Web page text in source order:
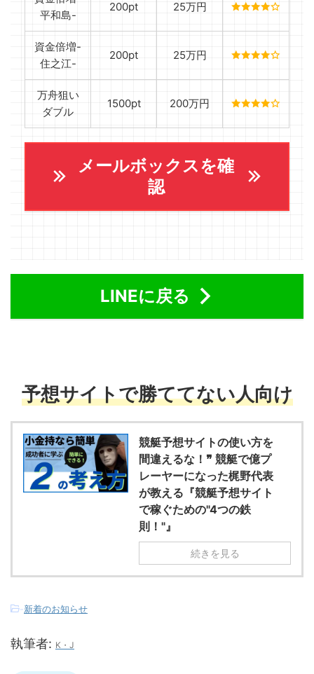
平和島-
200pt 25万円
資金倍増-
住之江-
200pt 25万円
万舟狙い
ダブル
1500pt 200万円
メールボックスを確
認
LINEに戻る
予想サイトで勝ててない人向け
競艇予想サイトの使い方を
間違えるな！❞ 競艇で億プ
レーヤーになった梶野代表
が教える『競艇予想サイト
で稼ぐための"4つの鉄
則！"』
続きを見る
-新着のお知らせ
執筆者: K・J